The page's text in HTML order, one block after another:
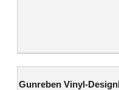
Gunreben Vinyl-